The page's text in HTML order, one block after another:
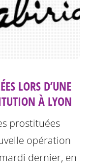
LORS D’UNE
À LYON
prostituées
opération
dernier, en